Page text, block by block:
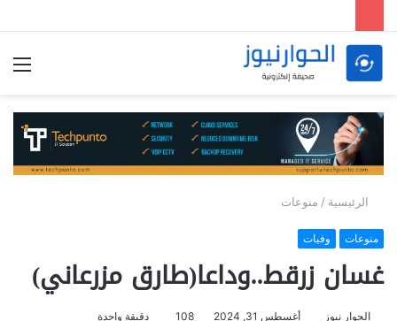
الرئيسية / منوعات
منوعات وفيات
غسان زرقط..وداعا(طارق مزرعاني)
الحوار نيوز أغسطس 31, 2024 108 دقيقة واحدة